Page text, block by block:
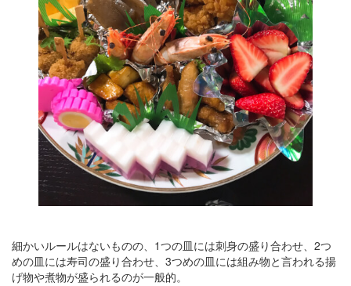
細かいルールはないものの、1つの皿には刺身の盛り合わせ、2つ
めの皿には寿司の盛り合わせ、3つめの皿には組み物と言われる揚
げ物や煮物が盛られるのが一般的。